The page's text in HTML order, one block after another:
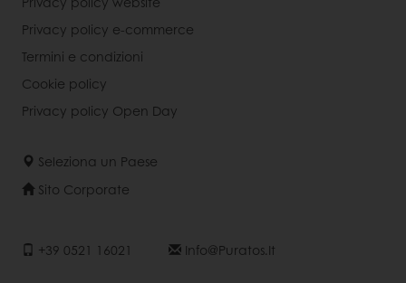
Privacy policy e-commerce
Termini e condizioni
Cookie policy
Privacy policy Open Day
Seleziona un Paese
Sito Corporate
+39 0521 16021 Info@puratos.it